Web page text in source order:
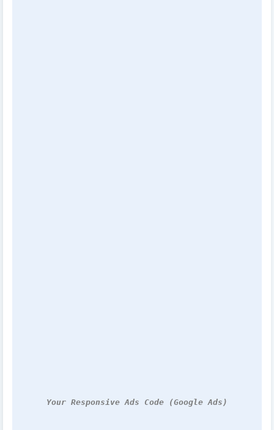
Your Responsive Ads Code (Google Ads)